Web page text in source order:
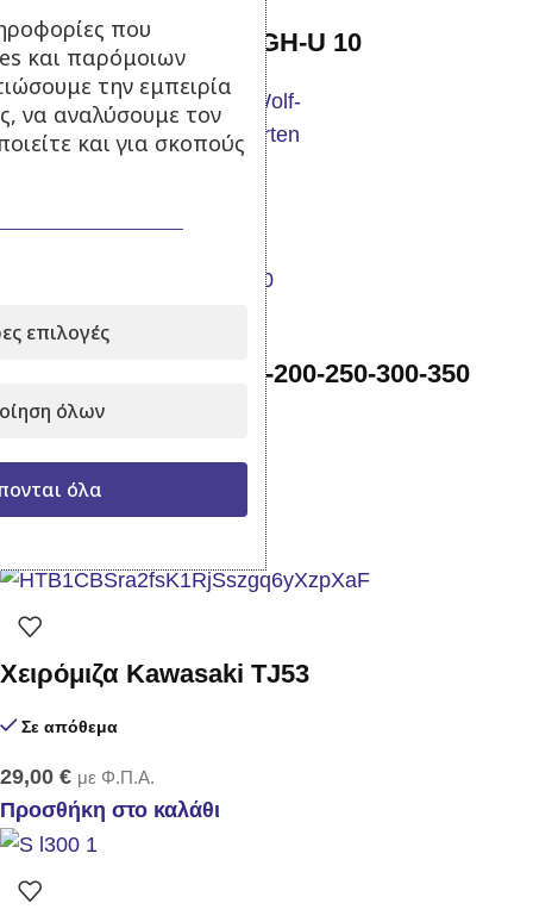
Γάντια κήπου WOLF GH-U 10
Χειρόμιζα Stihl FS120-200-250-300-350
Aftermarket
Σε απόθεμα
25,00€ με Φ.Π.Α.
Χειρόμιζα Kawasaki TJ53
Σε απόθεμα
29,00 € με Φ.Π.Α.
Προσθήκη στο καλάθι
που
και παρόμοιων
την εμπειρία
να αναλύσουμε τον
και για σκοπούς
επιλογές
όλων
όλα